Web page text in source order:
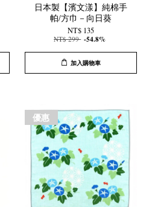
日本製【濱文漾】純棉手
帕/方巾－向日葵
NT$ 135
NT$ 299 -54.8%
加入購物車
優惠